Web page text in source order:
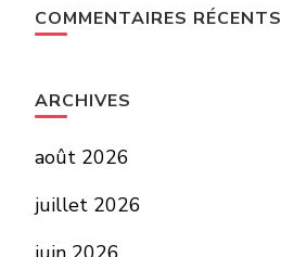
COMMENTAIRES RÉCENTS
ARCHIVES
août 2026
juillet 2026